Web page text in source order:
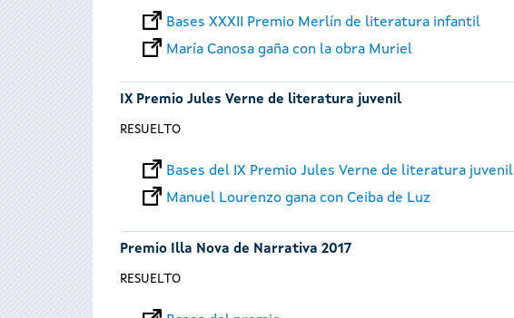
Bases XXXII Premio Merlín de literatura infantil
María Canosa gaña con la obra Muriel
IX Premio Jules Verne de literatura juvenil
RESUELTO
Bases del IX Premio Jules Verne de literatura juvenil
Manuel Lourenzo gana con Ceiba de Luz
Premio Illa Nova de Narrativa 2017
RESUELTO